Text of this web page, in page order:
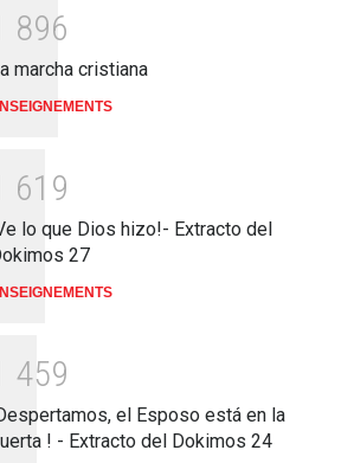
896
marcha cristiana
61 9
lo que Dios hizo!- Extracto del
27
459
el Esposo está en la
! - Extracto del Dokimos 24